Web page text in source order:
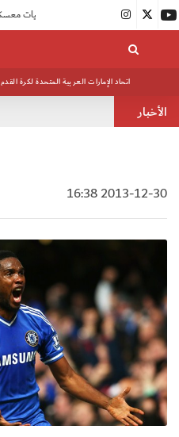
اتحاد الإمارات العربية المتحدة لكرة القدم
الأخبار
2013-12-30 16:38